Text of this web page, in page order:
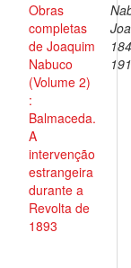
Obras
completas
de Joaquim
Nabuco
(Volume 2)
:
Balmaceda.
A
intervenção
estrangeira
durante a
Revolta de
1893